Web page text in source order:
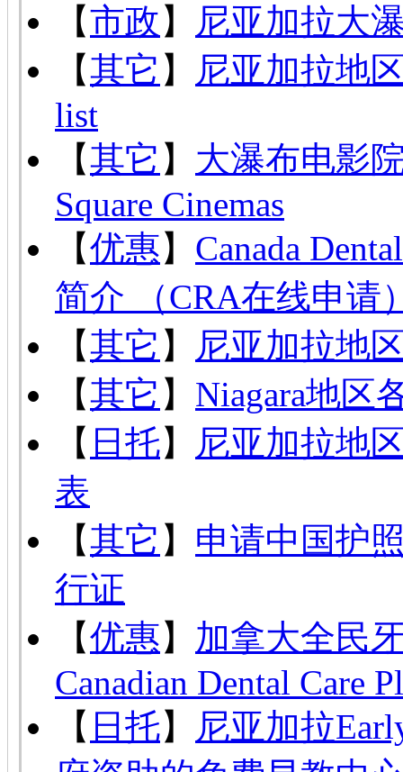
【市政 】
尼亚加拉大
【其它 】
尼亚加拉地
list
【其它 】 大瀑布电影
Square Cinemas
【优惠】 Canada
简介 （CRA在线申请
【其它 】
尼亚加拉地
【其它 】 Niagara地区
【 日托】
尼亚加拉地
表
【其它 】 申请中国护
行证
【优惠】 加拿大全民
Canadian Dental Care
【 日托】
尼亚加拉